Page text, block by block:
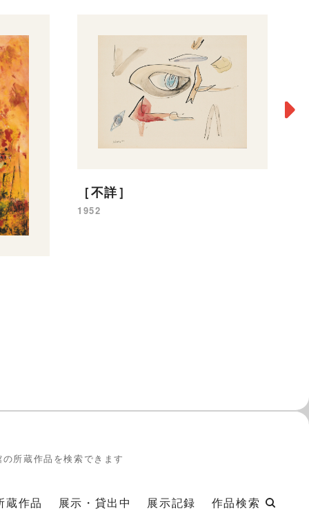
［不詳］
1952
所蔵作品を検索できます
蔵作品 展示・貸出中 展示記録 作品検索